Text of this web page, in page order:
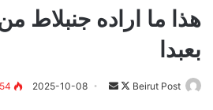
هذا ما اراده جنبلاط
بعبدا
Beirut Post
تابعأرسل 2025-10-08